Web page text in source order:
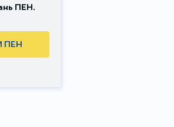
ПЕН.
ПЕН